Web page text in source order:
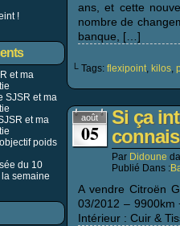
!
et ma
SJSR et ma
et ma
poids
du 10
semaine
ans, et cette
nombre de
banque, […]
└ Tags: flexipoint, kilos,
août
05
Si ça
Par Didoune
Publié Dans :
A vendre Citroën
03/2012 –
Intérieur : Cuir &